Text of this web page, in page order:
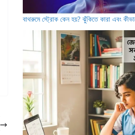
বাথরুমে স্ট্রোক কেন হয়? ঝুঁকিতে কারা এবং